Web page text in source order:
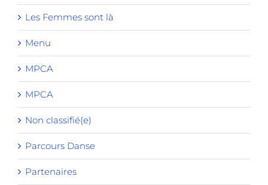
Les Femmes sont là
Menu
MPCA
MPCA
Non classifié(e)
Parcours Danse
Partenaires